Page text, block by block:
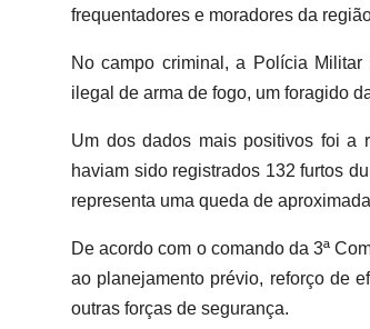
frequentadores e moradores da
No campo criminal, a Polícia
ilegal de arma de fogo, um foragido
Um dos dados mais positivos foi a
haviam sido registrados 132 furtos
representa uma queda de
De acordo com o comando da 3ª
ao planejamento prévio, reforço de
outras forças de segurança.